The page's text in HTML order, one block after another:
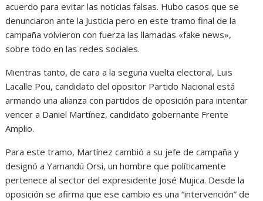
acuerdo para evitar las noticias falsas. Hubo casos que se
denunciaron ante la Justicia pero en este tramo final de la
campaña volvieron con fuerza las llamadas «fake news»,
sobre todo en las redes sociales.
Mientras tanto, de cara a la seguna vuelta electoral, Luis
Lacalle Pou, candidato del opositor Partido Nacional está
armando una alianza con partidos de oposición para intentar
vencer a Daniel Martínez, candidato gobernante Frente
Amplio.
Para este tramo, Martínez cambió a su jefe de campaña y
designó a Yamandú Orsi, un hombre que políticamente
pertenece al sector del expresidente José Mujica. Desde la
oposición se afirma que ese cambio es una “intervención” de